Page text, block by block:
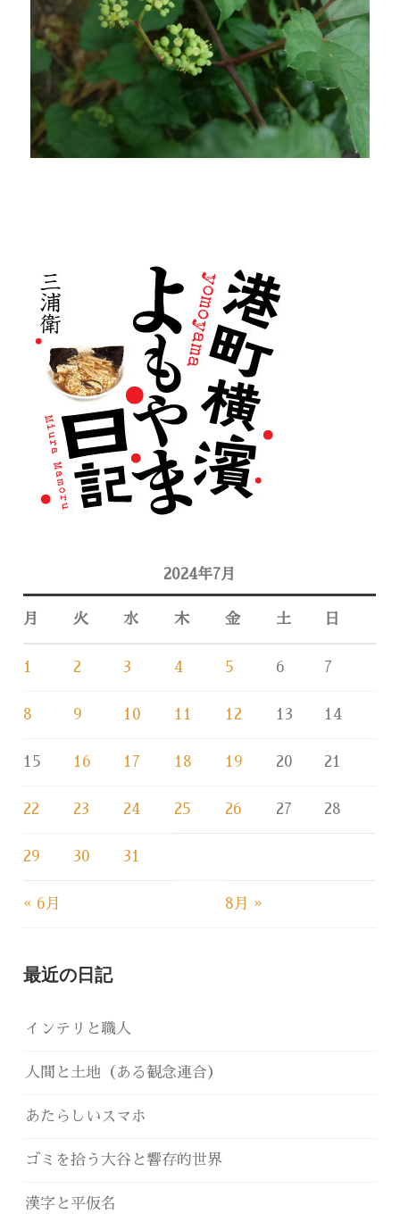
2024年7月
月 火 水 木 金 土 日
« 6月 8月 »
1 2 3 4 5 6 7
8 9 10 11 12 13 14
15 16 17 18 19 20 21
22 23 24 25 26 27 28
29 30 31
最近の日記
インテリと職人
人間と土地（ある観念連合）
あたらしいスマホ
ゴミを拾う大谷と響存的世界
漢字と平仮名